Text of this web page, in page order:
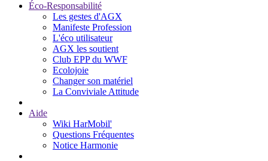
Éco-Responsabilité
Les gestes d'AGX
Manifeste Profession
L'éco utilisateur
AGX les soutient
Club EPP du WWF
Ecolojoie
Changer son matériel
La Conviviale Attitude
Aide
Wiki HarMobil'
Questions Fréquentes
Notice Harmonie